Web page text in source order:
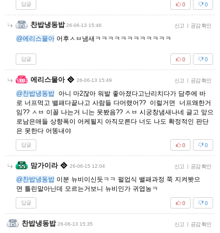
답글 0
0
찬밥냉동밥 26-06-13 15:46 신고 | 공감 확인
@에리스물아 어후ㅅㅂ냄새ㅋㅋㅋㅋㅋㅋㅋㅋㅋㅋㅋㅋ
답글 0
0
에리스물아 26-06-13 15:49 신고 | 공감 확인
@찬밥냉동밥 아니 마2잖아 워발 좋아졌다고난리치다가 담주에 바
로 너프먹고 밸패다끝나고 사람들 다머랬어?? 이럴거면 너프왜한거
임?? ㅅㅂ 이꼴 나는거 니는 못봤음?? ㅅㅂ 시궁창냄새나네 글고 앞으
로남은애들 상향폭이 어케될지 아직모른다 너도 나도 확정적인 판단
은 못한다 어똥내야
답글 0
0
맘가이라 26-06-15 12:04 신고 | 공감 확인
@찬밥냉동밥 이분 뉴비이신듯ㅋㅋ 펄업식 밸패과정 쭉 지켜봣으
면 틀린말아닌데 모르는거보니 뉴비인가 귀엽농ㅋ
답글 0
0
찬밥냉동밥 26-06-13 15:35 신고 | 공감 확인